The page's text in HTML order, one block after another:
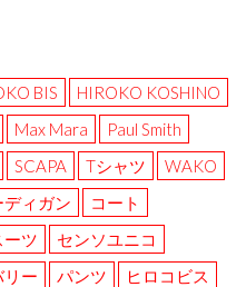
BIS
HIROKO KOSHINO
Max Mara
Paul Smith
SCAPA Tシャツ
WAKO
ディガン
コート
ーツ
センソユニコ
リー パンツ
ヒロコビス